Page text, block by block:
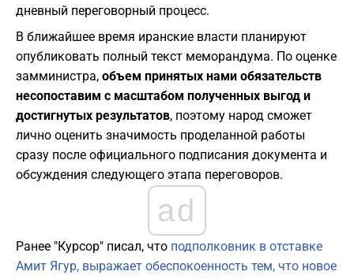
дневный переговорный процесс.
​В ближайшее время иранские власти планируют
опубликовать полный текст меморандума. По оценке
замминистра, объем принятых нами обязательств
несопоставим с масштабом полученных выгод и
достигнутых результатов, поэтому народ сможет
лично оценить значимость проделанной работы
сразу после официального подписания документа и
обсуждения следующего этапа переговоров.
ad
Ранее "Курсор" писал, что подполковник в отставке
Амит Ягур, выражает обеспокоенность тем, что новое